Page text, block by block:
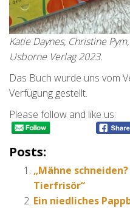
Katie Daynes, Christine
Usborne Verlag 2023.
Das Buch wurde uns vom
Verfügung gestellt.
Please follow and like us:
Posts:
„Mähne
Tierfrisör“
Ein niedliches